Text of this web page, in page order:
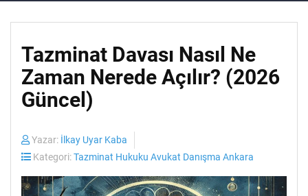
Tazminat Davası Nasıl Ne
Zaman Nerede Açılır? (2026
Güncel)
Yazar: İlkay Uyar Kaba
Kategori:Tazminat Hukuku Avukat Danışma Ankara